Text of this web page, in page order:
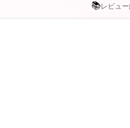
📚レビュ